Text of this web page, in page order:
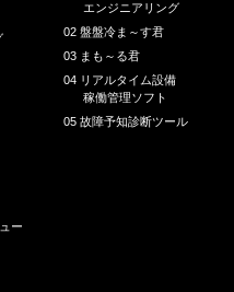
エンジニアリング
02 盤盤冷ま～す君
03 まも～る君
04 リアルタイム設備
稼働管理ソフト
05 故障予知診断ツール
ー